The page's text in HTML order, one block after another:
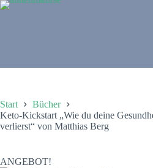
Zum
Start
Bücher
Keto-Kickstart „Wie du deine
verlierst“ von Matthias Berg
ANGEBOT!